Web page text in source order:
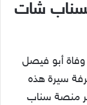
شات
أبو فيصل
سيرة هذه
منصة سناب